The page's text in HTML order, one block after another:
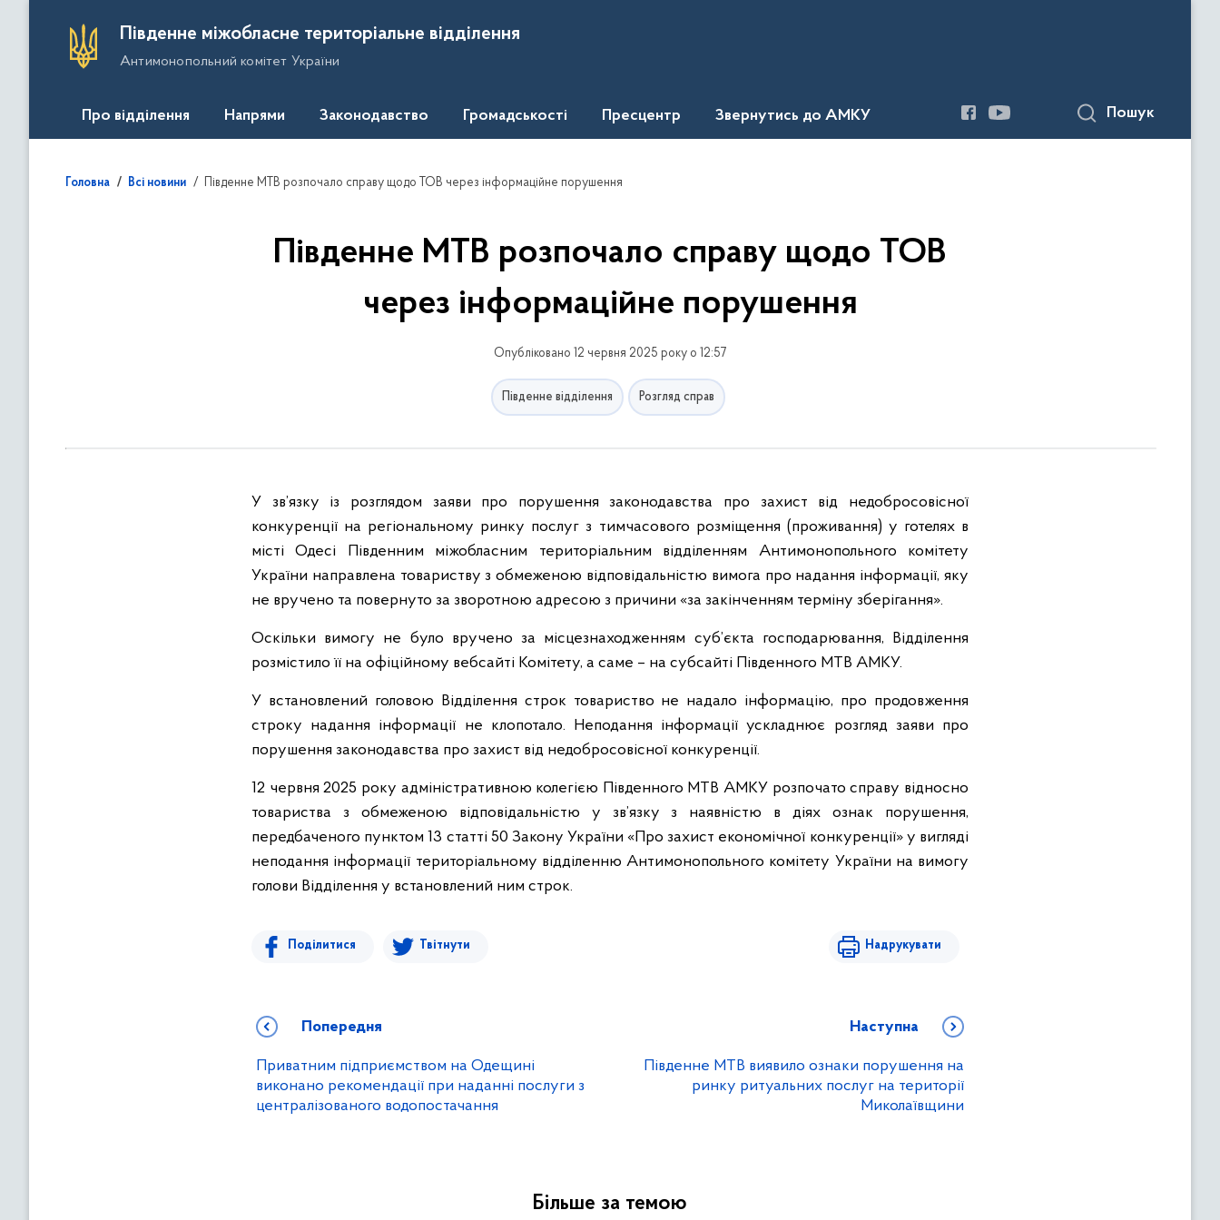
Південне міжобласне територіальне відділення
Антимонопольний комітет України
Про відділення Напрями Законодавство Громадськості Пресцентр Звернутись до АМКУ Пошук
Головна Всі новини Південне МТВ розпочало справу щодо ТОВ через інформаційне порушення
Південне МТВ розпочало справу щодо ТОВ
через інформаційне порушення
Опубліковано 12 червня 2025 року о 12:57
Південне відділення Розгляд справ
У зв’язку із розглядом заяви про порушення законодавства про захист від недобросовісної
конкуренції на регіональному ринку послуг з тимчасового розміщення (проживання) у готелях в
місті Одесі Південним міжобласним територіальним відділенням Антимонопольного комітету
України направлена товариству з обмеженою відповідальністю вимога про надання інформації, яку
не вручено та повернуто за зворотною адресою з причини «за закінченням терміну зберігання».
Оскільки вимогу не було вручено за місцезнаходженням суб’єкта господарювання, Відділення
розмістило її на офіційному вебсайті Комітету, а саме – на субсайті Південного МТВ АМКУ.
У встановлений головою Відділення строк товариство не надало інформацію, про продовження
строку надання інформації не клопотало. Неподання інформації ускладнює розгляд заяви про
порушення законодавства про захист від недобросовісної конкуренції.
12 червня 2025 року адміністративною колегією Південного МТВ АМКУ розпочато справу відносно
товариства з обмеженою відповідальністю у зв’язку з наявністю в діях ознак порушення,
передбаченого пунктом 13 статті 50 Закону України «Про захист економічної конкуренції» у вигляді
неподання інформації територіальному відділенню Антимонопольного комітету України на вимогу
голови Відділення у встановлений ним строк.
Поділитися Твітнути Надрукувати
Попередня
Приватним підприємством на Одещині
виконано рекомендації при наданні послуги з
централізованого водопостачання
Наступна
Південне МТВ виявило ознаки порушення на
ринку ритуальних послуг на території
Миколаївщини
Більше за темою